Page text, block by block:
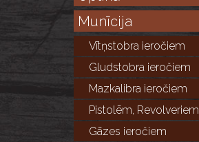
Munīcija
Vītņstobra ieročiem
Gludstobra ieročiem
Mazkalibra ieročiem
Pistolēm, Revolveriem
Gāzes ieročiem